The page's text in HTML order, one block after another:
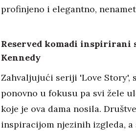
profinjeno i elegantno,
Reserved komadi inspirirani
Kennedy
Zahvaljujući seriji 'Love Story',
ponovno u fokusu pa svi žele
koje je ova dama nosila.
inspiracijom njezinih izgleda,